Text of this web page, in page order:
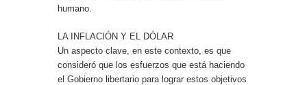
humano.
LA INFLACIÓN Y EL DÓLAR
Un aspecto clave, en este contexto, es que
consideró que los esfuerzos que está haciendo
el Gobierno libertario para lograr estos objetivos